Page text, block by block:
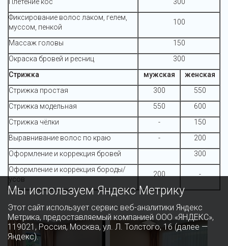
Фиксирование волос лаком, гелем,
муссом, пенкой
100
Массаж головы
150
Окраска бровей и ресниц
300
Стрижка
мужская
женская
Стрижка простая
300
550
Стрижка модельная
550
600
Стрижка чёлки
-
150
Выравнивание волос по краю
-
200
Оформление и коррекция бровей
300
Оформление и коррекция бороды/
усов
200 -
Мы используем Яндекс Метрику
Этот сайт использует сервис веб-аналитики Яндекс
Метрика, предоставляемый компанией ООО «ЯНДЕКС»,
119021, Россия, Москва, ул. Л. Толстого, 16 (далее —
Яндекс).